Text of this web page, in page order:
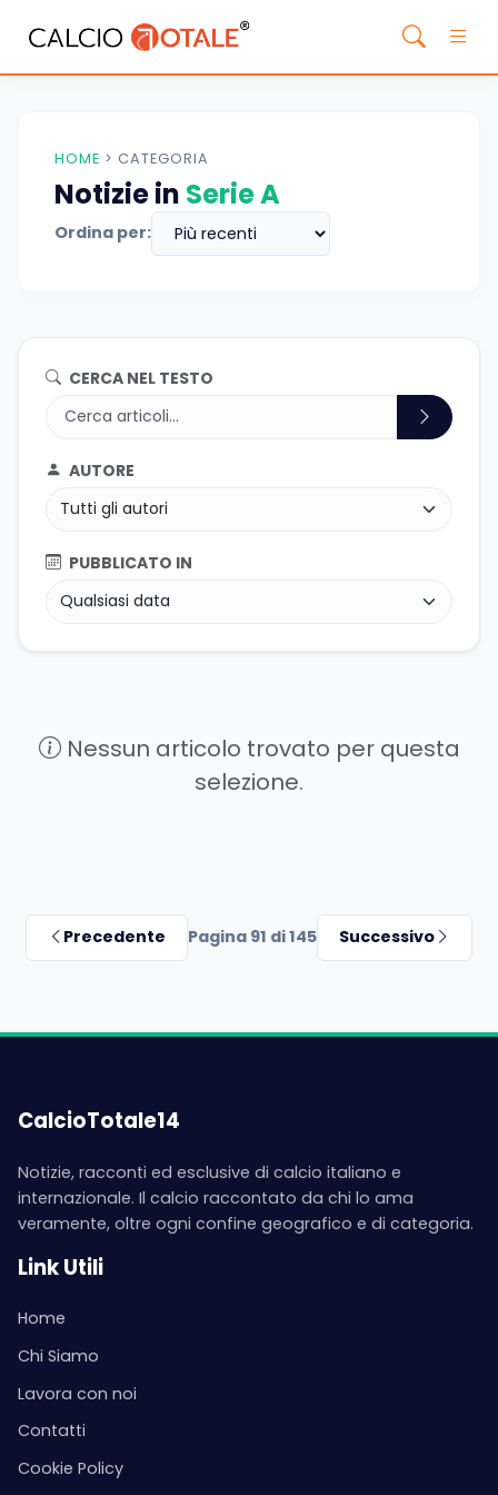
HOME > CATEGORIA
Notizie in Serie A
Ordina per:
CERCA NEL TESTO
AUTORE
PUBBLICATO IN
Nessun articolo trovato per questa
selezione.
Precedente Pagina 91 di 145 Successivo
CalcioTotale14
Notizie, racconti ed esclusive di calcio italiano e
internazionale. Il calcio raccontato da chi lo ama
veramente, oltre ogni confine geografico e di categoria.
Link Utili
Home
Chi Siamo
Lavora con noi
Contatti
Cookie Policy